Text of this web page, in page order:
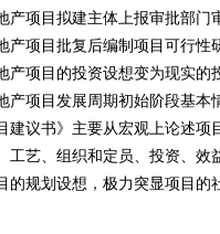
目拟建主体上报审批部门审
目批复后编制项目可行性研
目的投资设想变为现实的投
目发展周期初始阶段基本情
议书》主要从宏观上论述项
工艺、组织和定员、投资、效
的规划设想，极力突显项目的